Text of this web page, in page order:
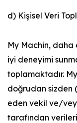
d) Kişisel Veri
My Machin, daha
iyi deneyimi
toplamaktadır.
doğrudan sizden
eden vekil ve/
tarafından